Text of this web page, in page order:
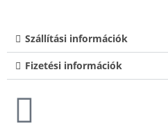
Szállítási információk
Fizetési információk